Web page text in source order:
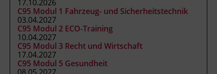
gemäß § 19 Güterbeförderungsgesetz 1995, §
14a Gelegenheitsverkehrs-Gesetz 1996 und §
44a Kraftfahrliniengesetz
17.10.2026
C95 Modul 1 Fahrzeug- und Sicherheitstechnik
03.04.2027
C95 Modul 2 ECO-Training
10.04.2027
C95 Modul 3 Recht und Wirtschaft
17.04.2027
C95 Modul 5 Gesundheit